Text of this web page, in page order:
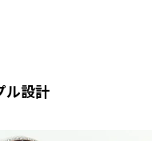
ル設計